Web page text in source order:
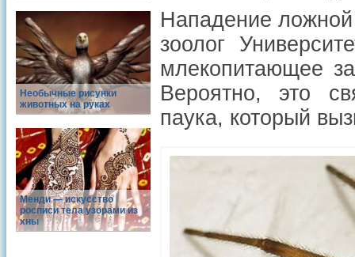
Необычные рисунки
животных на руках
Менди — искусство
росписи тела узорами из
хны
Нападение
зоолог
млекопитающее
Вероятно, это
паука, который